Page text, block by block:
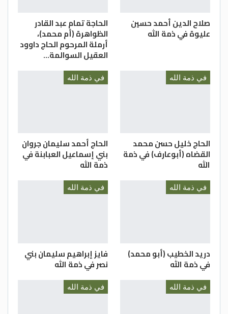
قها فتنة القبر وعذاب النار..
إنا لله وإنا إليه راجعون
صلاح الدين أحمد حسين
عليوة في ذمة الله
الحاجة تمام عبد القادر
الظواهرة (أم محمد)،
أرملة المرحوم الحاج داوود
العقيل السوالمة…
في ذمة الله
الحاج خليل حسن محمد
القضاه (أبوعارف) في ذمة
الله
في ذمة الله
الحاج أحمد سليمان جروان
بني إسماعيل العبابنة في
ذمة الله
في ذمة الله
دريد الخطيب (أبو محمد)
في ذمة الله
في ذمة الله
فايز إبراهيم سليمان بني
نصر في ذمة الله
في ذمة الله في ذمة الله